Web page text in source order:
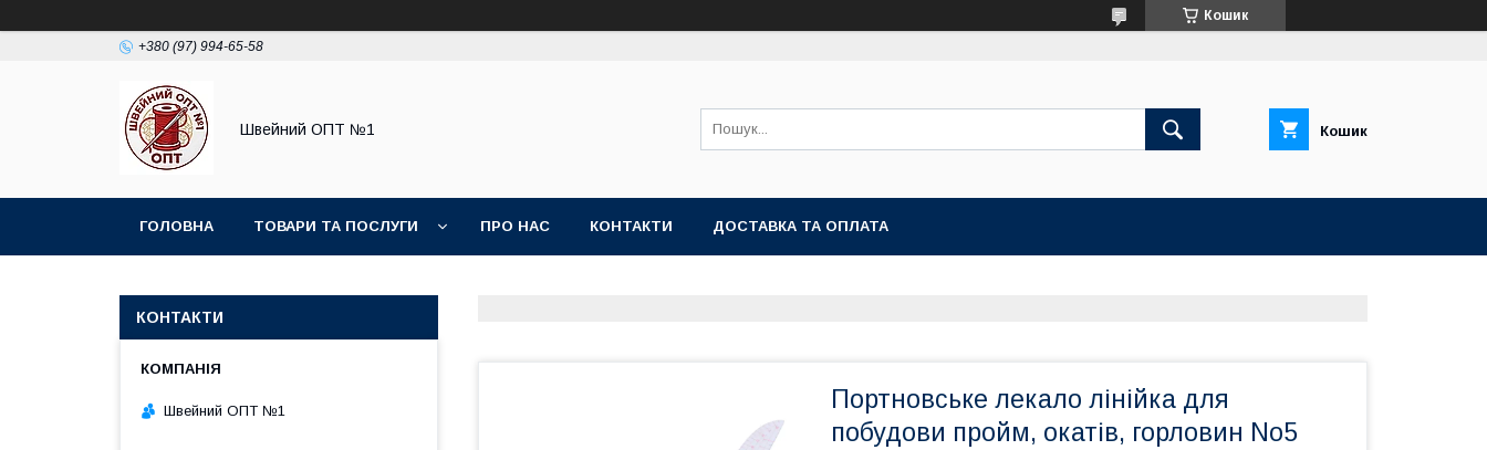
Кошик
+380 (97) 994-65-58
Швейний ОПТ №1 Кошик
ГОЛОВНА ТОВАРИ ТА ПОСЛУГИ ПРО НАС КОНТАКТИ ДОСТАВКА ТА ОПЛАТА
Портновське лекало лінійка для
побудови пройм, окатів, горловин No5
КОНТАКТИ
Швейний ОПТ №1